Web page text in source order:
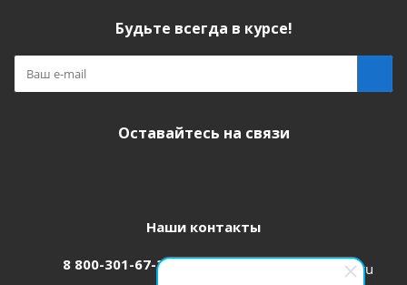
Будьте всегда в курсе!
Оставайтесь на связи
Наши контакты
8 800-301-67-31
zakaz@etk-oniks.ru